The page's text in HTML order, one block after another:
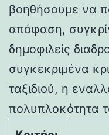
βοηθήσουμε να
απόφαση,
δημοφιλείς
συγκεκριμένα
ταξιδιού, η
πολυπλοκότητα